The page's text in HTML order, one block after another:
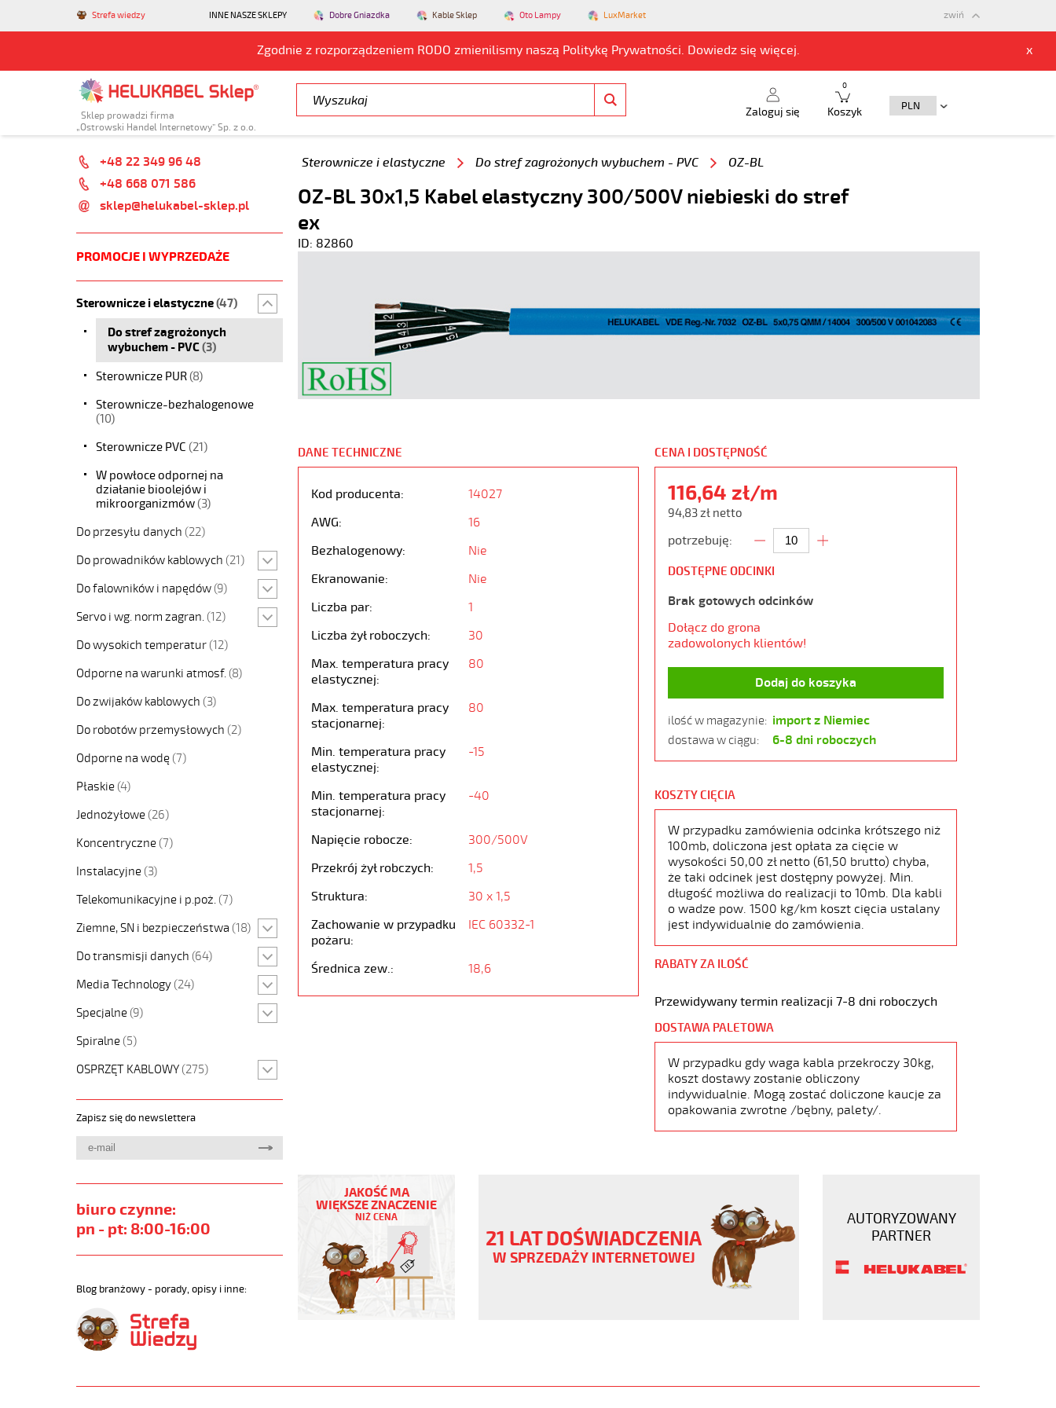
Strefa wiedzy INNE NASZE SKLEPY Dobre Gniazdka Kable Sklep Oto Lampy LuxMarket
Zgodnie z rozporządzeniem RODO zmienilismy naszą Politykę Prywatności. Dowiedz się więcej. x
zwiń
Sklep prowadzi firma
„Ostrowski Handel Internetowy” Sp. z o.o.
Zaloguj się Koszyk
0
+48 22 349 96 48
+48 668 071 586
sklep@helukabel-sklep.pl
PROMOCJE I WYPRZEDAŻE
Sterownicze i elastyczne(47)
Do stref zagrożonych
wybuchem - PVC(3)
Sterownicze PUR(8)
Sterownicze-bezhalogenowe
(10)
Sterownicze PVC (21)
W powłoce odpornej na
działanie bioolejów i
mikroorganizmów(3)
Do przesyłu danych (22)
Do prowadników kablowych (21)
Do falowników i napędów (9)
Servo i wg. norm zagran. (12)
Do wysokich temperatur (12)
Odporne na warunki atmosf. (8)
Do zwijaków kablowych (3)
Do robotów przemysłowych (2)
Odporne na wodę (7)
Płaskie (4)
Jednożyłowe (26)
Koncentryczne (7)
Instalacyjne (3)
Telekomunikacyjne i p.poż. (7)
Ziemne, SN i bezpieczeństwa (18)
Do transmisji danych (64)
Media Technology (24)
Specjalne (9)
Spiralne (5)
OSPRZĘT KABLOWY (275)
Zapisz się do newslettera
biuro czynne:
pn - pt: 8:00-16:00
Blog branżowy - porady, opisy i inne:
Sterownicze i elastyczne Do stref zagrożonych wybuchem - PVC OZ-BL
OZ-BL 30x1,5 Kabel elastyczny 300/500V niebieski do stref
ex
ID: 82860
DANE TECHNICZNE
Kod producenta:
14027
AWG:
16
Bezhalogenowy:
Nie
Ekranowanie:
Nie
Liczba par:
1
Liczba żył roboczych:
30
Max. temperatura pracy
elastycznej:
80
Max. temperatura pracy
stacjonarnej:
80
Min. temperatura pracy
elastycznej:
-15
Min. temperatura pracy
stacjonarnej:
-40
Napięcie robocze:
300/500V
Przekrój żył robczych:
1,5
Struktura:
30 x 1,5
Zachowanie w przypadku
pożaru:
IEC 60332-1
Średnica zew.: 18,6
CENA I DOSTĘPNOŚĆ
116,64 zł/m
94,83 zł netto
potrzebuję:
DOSTĘPNE ODCINKI
Brak gotowych odcinków
Dołącz do grona
zadowolonych klientów!
Dodaj do koszyka
ilość w magazynie: import z Niemiec
dostawa w ciągu: 6-8 dni roboczych
KOSZTY CIĘCIA
W przypadku zamówienia odcinka krótszego niż
100mb, doliczona jest opłata za cięcie w
wysokości 50,00 zł netto (61,50 brutto) chyba,
że taki odcinek jest dostępny powyżej. Min.
długość możliwa do realizacji to 10mb. Dla kabli
o wadze pow. 1500 kg/km koszt cięcia ustalany
jest indywidualnie do zamówienia.
RABATY ZA ILOŚĆ
Przewidywany termin realizacji 7-8 dni roboczych
DOSTAWA PALETOWA
W przypadku gdy waga kabla przekroczy 30kg,
koszt dostawy zostanie obliczony
indywidualnie. Mogą zostać doliczone kaucje za
opakowania zwrotne /bębny, palety/.
30x1,5
Kabel
300/500V
niebieski
https://www.helukabel-
JAKOŚĆ MA
WIĘKSZE ZNACZENIE
NIŻ CENA
21 LAT DOŚWIADCZENIA
W SPRZEDAŻY INTERNETOWEJ
AUTORYZOWANY
PARTNER